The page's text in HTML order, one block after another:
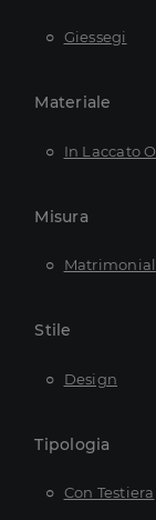
Giessegi
Materiale
In Laccato
Misura
Stile
Design
Tipologia
Con Testiera